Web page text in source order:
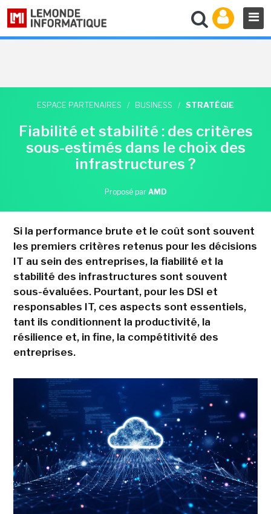
ESPACE PARTENAIRES / BUSINESS / STRATÉGIE
Fiabilité et stabilité : des critères
sous-estimés dans le choix des
infrastructures ?
Proposé par AMD
Si la performance brute et le coût sont souvent
les premiers critères retenus pour les décisions
IT au sein des entreprises, la fiabilité et la
stabilité des infrastructures sont souvent
sous-évaluées. Pourtant, pour les DSI et
responsables IT, ces aspects sont essentiels,
tant ils conditionnent la productivité, la
résilience et, in fine, la compétitivité des
entreprises.